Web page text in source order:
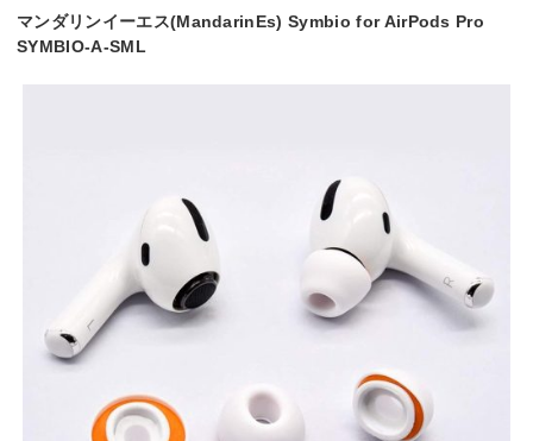
マンダリンイーエス(MandarinEs) Symbio for AirPods Pro
SYMBIO-A-SML